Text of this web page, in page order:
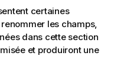
certaines
les champs,
dans cette section
et produiront une